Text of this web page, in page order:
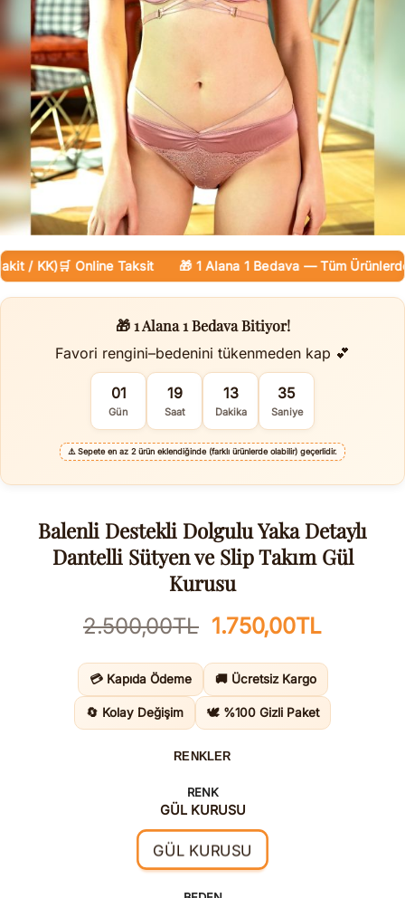
/ KK) 🛒 Online Taksit 🎁 1 Alana 1 Bedava — Tüm Ürünlerde🚚
🎁 1 Alana 1 Bedava Bitiyor!
Favori rengini–bedenini tükenmeden kap 💕
01
Gün
19
Saat
13
Dakika
34
Saniye
⚠️Sepete en az 2 ürün eklendiğinde (farklı ürünlerde olabilir) geçerlidir.
Balenli Destekli Dolgulu Yaka Detaylı
Dantelli Sütyen ve Slip Takım Gül
Kurusu
2.500,00TL Orijinal
2.500,00TL.
1.750,00TLŞu
fiyat:
💳 Kapıda Ödeme 🚚 Ücretsiz Kargo
🔄 Kolay Değişim 🕊️ %100 Gizli Paket
RENKLER
RENK
GÜL KURUSU
GÜL KURUSU